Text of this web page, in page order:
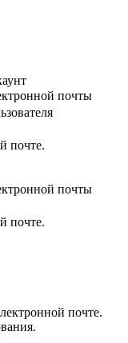
почты
почте.
почты
почте.
почте.